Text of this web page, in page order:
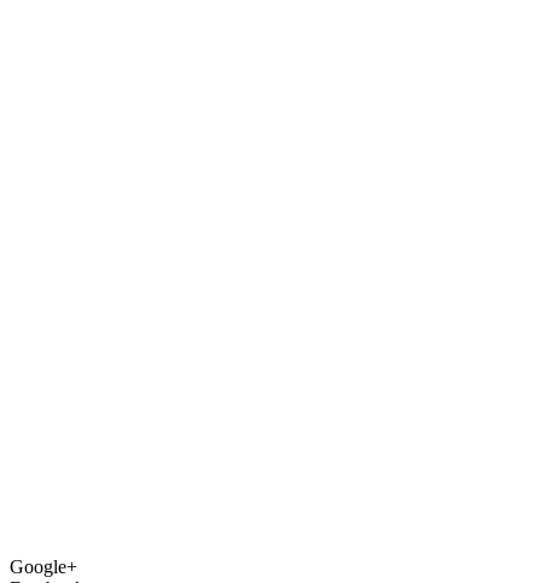
Google+